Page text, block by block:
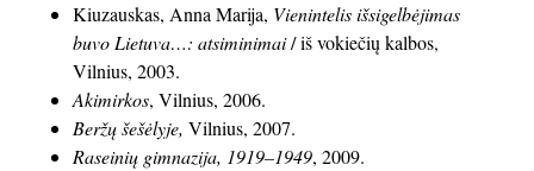
Kiuzauskas, Anna Marija, Vienintelis išsigelbėjimas
buvo Lietuva…: atsiminimai/ iš vokiečių kalbos,
Vilnius, 2003.
Akimirkos, Vilnius, 2006.
Beržų šešėlyje, Vilnius, 2007.
Raseinių gimnazija, 1919–1949, 2009.